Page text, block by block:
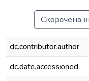
Скорочена
dc.contributor.author
dc.date.accessioned